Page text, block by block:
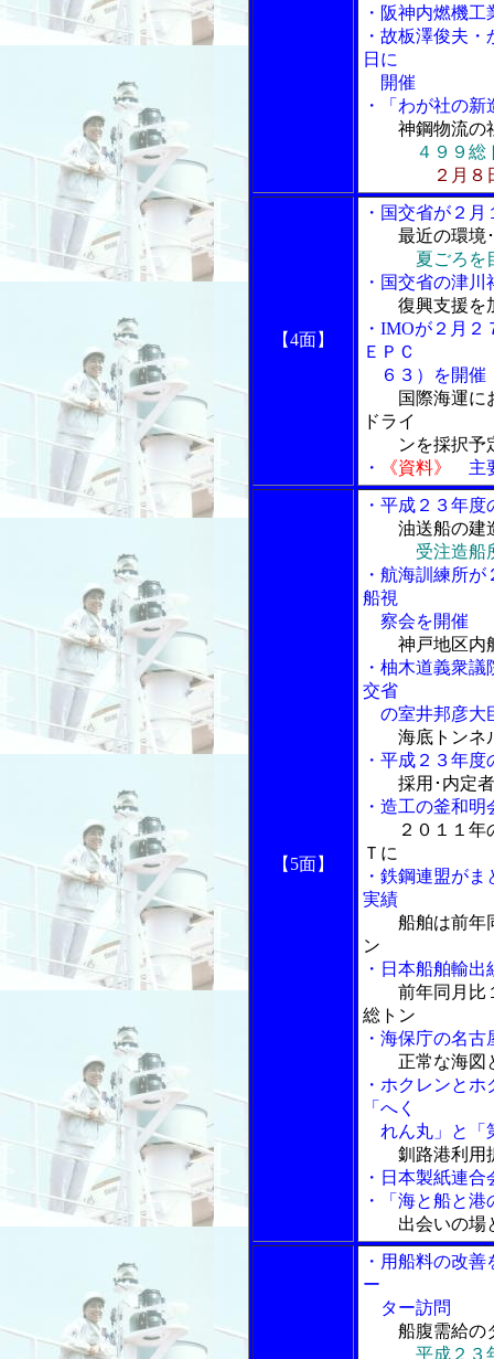
・阪神内燃機
・故板澤俊夫
日に
開催
・「わが社の新
神鋼物流の
４９９総
２月８
【4面】
・国交省が２
最近の環境
夏ごろを
・国交省の津
復興支援を
・IMOが２月
ＥＰＣ
６３）を開催
国際海運に
ドライ
ンを採択予
・
《資料》 主
【5面】
・平成２３年
油送船の建
受注造船
・航海訓練所
船視
察会を開催
神戸地区内
・柚木道義衆
交省
の室井邦彦大
海底トンネ
・平成２３年
採用･内定
・造工の釜和
２０１１
Ｔに
・鉄鋼連盟が
実績
船舶は前年
ン
・日本船舶輸
前年同月比
総トン
・海保庁の名
正常な海図
・ホクレンと
「へく
れん丸」と「
釧路港利用
・日本製紙連
・「海と船と
出会いの
・用船料の改
ー
ター訪問
船腹需給の
平成２３